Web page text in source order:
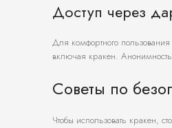
Доступ через
Для комфортного
включая кракен. Анонимность
Советы по
Чтобы использовать кракен,